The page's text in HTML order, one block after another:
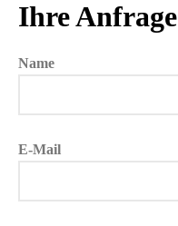
Ihre Anfrage
Name
E-Mail